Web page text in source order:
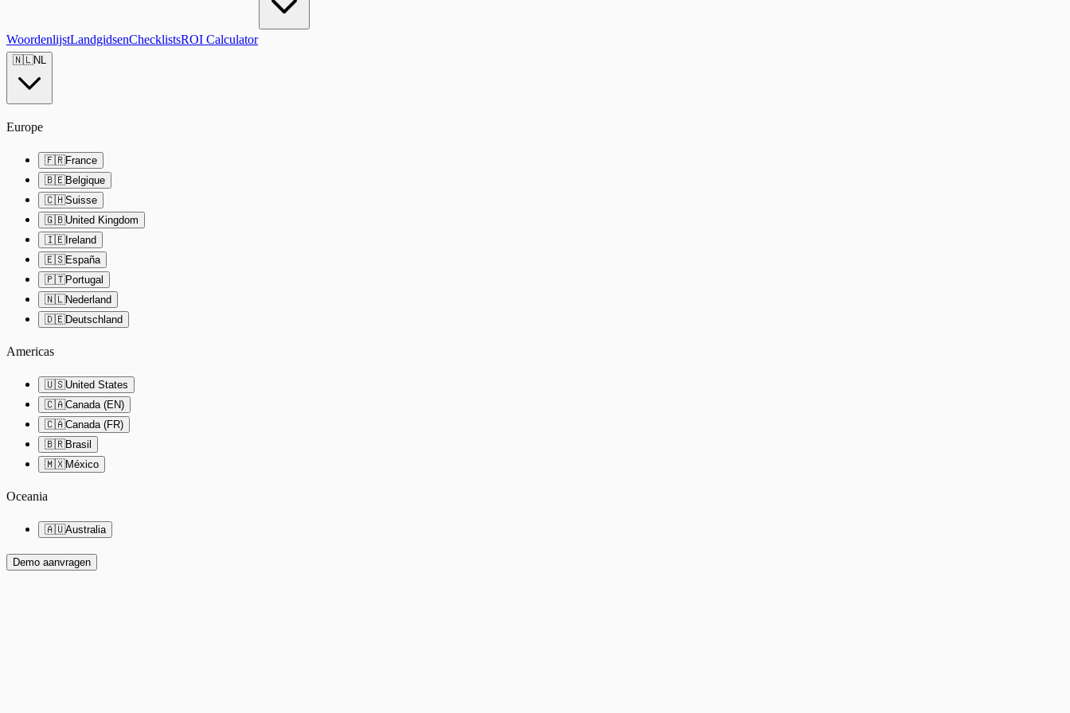
WoordenlijstLandgidsenChecklistsROI Calculator
🇳🇱NL
Europe
🇫🇷France
🇧🇪Belgique
🇨🇭Suisse
🇬🇧United Kingdom
🇮🇪Ireland
🇪🇸España
🇵🇹Portugal
🇳🇱Nederland
🇩🇪Deutschland
Americas
🇺🇸United States
🇨🇦Canada (EN)
🇨🇦Canada (FR)
🇧🇷Brasil
🇲🇽México
Oceania
🇦🇺Australia
Demo aanvragen